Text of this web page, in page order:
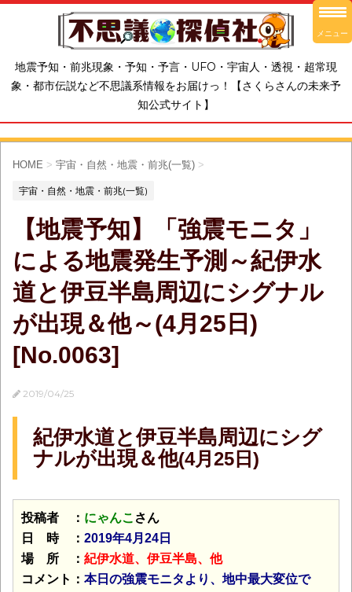
地震予知・前兆現象・予知・予言・UFO・宇宙人・透視・超常現
象・都市伝説など不思議系情報をお届けっ！【さくらさんの未来予
知公式サイト】
HOME > 宇宙・自然・地震・前兆(一覧) >
宇宙・自然・地震・前兆(一覧)
【地震予知】「強震モニタ」
による地震発生予測～紀伊水
道と伊豆半島周辺にシグナル
が出現＆他～(4月25日)
[No.0063]
2019/04/25
紀伊水道と伊豆半島周辺にシグ
ナルが出現＆他(4月25日)
投稿者 ： にゃんこ さん
日 時 ： 2019年4月24日
場 所 ： 紀伊水道、伊豆半島、他
コメント： 本日の強震モニタより、地中最大変位で
メニュー